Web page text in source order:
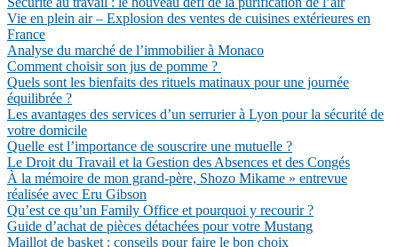
Vie en plein air – Explosion des ventes de cuisines extérieures en
France
Analyse du marché de l’immobilier à Monaco
Comment choisir son jus de pomme ?
Quels sont les bienfaits des rituels matinaux pour une journée
équilibrée ?
Les avantages des services d’un serrurier à Lyon pour la sécurité de
votre domicile
Quelle est l’importance de souscrire une mutuelle ?
Le Droit du Travail et la Gestion des Absences et des Congés
À la mémoire de mon grand-père, Shozo Mikame » entrevue
réalisée avec Eru Gibson
Qu’est ce qu’un Family Office et pourquoi y recourir ?
Guide d’achat de pièces détachées pour votre Mustang
Maillot de basket : conseils pour faire le bon choix